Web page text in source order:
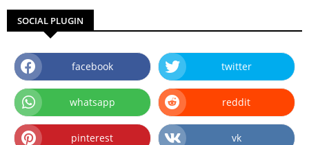
SOCIAL PLUGIN
facebook twitter
whatsapp reddit
pinterest vk